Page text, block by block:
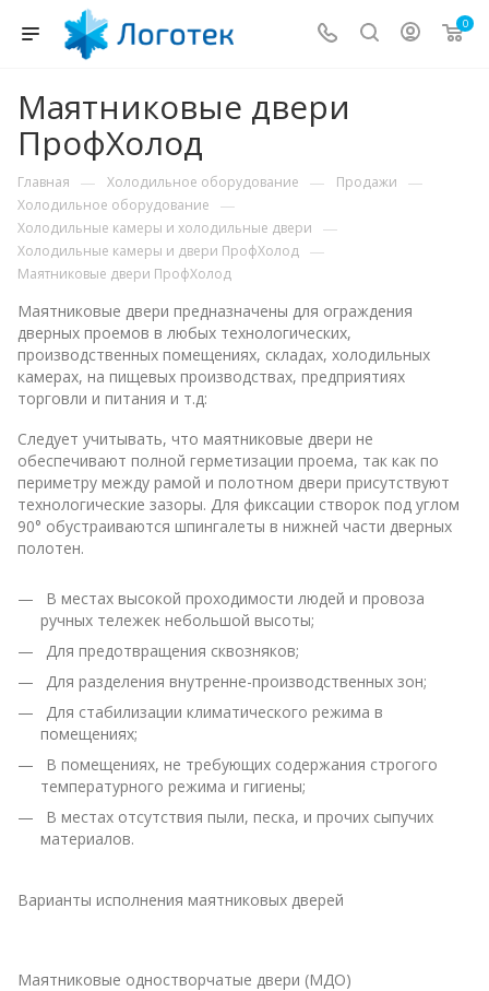
0
Маятниковые двери
ПрофХолод
Главная — Холодильное оборудование — Продажи —
Холодильное оборудование —
Холодильные камеры и холодильные двери —
Холодильные камеры и двери ПрофХолод —
Маятниковые двери ПрофХолод
Маятниковые двери предназначены для ограждения
дверных проемов в любых технологических,
производственных помещениях, складах, холодильных
камерах, на пищевых производствах, предприятиях
торговли и питания и т.д:
Следует учитывать, что маятниковые двери не
обеспечивают полной герметизации проема, так как по
периметру между рамой и полотном двери присутствуют
технологические зазоры. Для фиксации створок под углом
90° обустраиваются шпингалеты в нижней части дверных
полотен.
В местах высокой проходимости людей и провоза
ручных тележек небольшой высоты;
Для предотвращения сквозняков;
Для разделения внутренне-производственных зон;
Для стабилизации климатического режима в
помещениях;
В помещениях, не требующих содержания строгого
температурного режима и гигиены;
В местах отсутствия пыли, песка, и прочих сыпучих
материалов.
Варианты исполнения маятниковых дверей
Маятниковые одностворчатые двери (МДО)